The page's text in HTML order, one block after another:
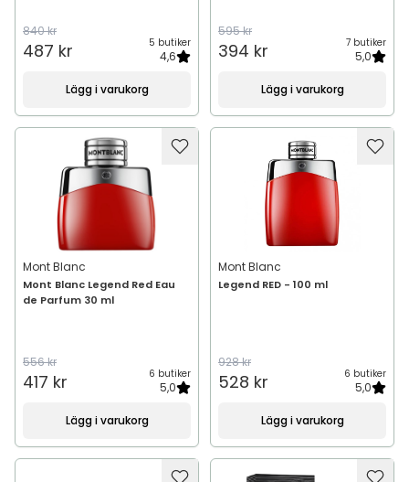
840 kr
487 kr 5 butiker
4,6
Lägg i varukorg
595 kr
394 kr 7 butiker
5,0
Lägg i varukorg
Mont Blanc
Mont Blanc Legend Red Eau
de Parfum 30 ml
556 kr
417 kr 6 butiker
5,0
Lägg i varukorg
Mont Blanc
Legend RED - 100 ml
928 kr
528 kr 6 butiker
5,0
Lägg i varukorg